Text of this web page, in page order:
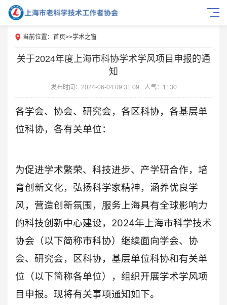
当前位置： 首页>>学术之窗
关于2024年度上海市科协学术学风项目申报的通
知
发布时间：2024-06-04 09:31:09 人气：1130
各学会、协会、研究会，各区科协，各基层单
位科协，各有关单位：
为促进学术繁荣、科技进步、产学研合作，培
育创新文化，弘扬科学家精神，涵养优良学
风，营造创新氛围，服务上海具有全球影响力
的科技创新中心建设，2024年上海市科学技术
协会（以下简称市科协）继续面向学会、协
会、研究会，区科协，基层单位科协和有关单
位（以下简称各单位），组织开展学术学风项
目申报。现将有关事项通知如下。